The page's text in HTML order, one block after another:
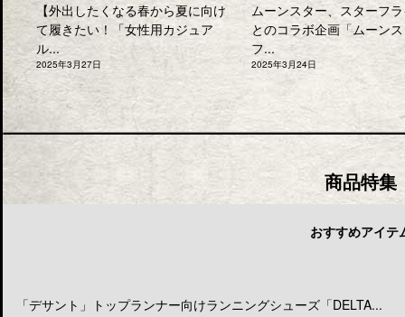
【外出したくなる春から夏に向け
て履きたい！「女性用カジュア
ル...
2025年3月27日
ムーンスター、スターフ
とのコラボ企画「ムーン
フ...
2025年3月24日
商品特集
おすすめアイテ
「デサント」トップランナー向けランニングシューズ「DELTA...